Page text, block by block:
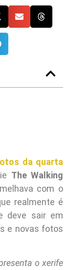
da quarta
The Walking
com o
realmente é
deve sair em
e novas fotos
o xerife